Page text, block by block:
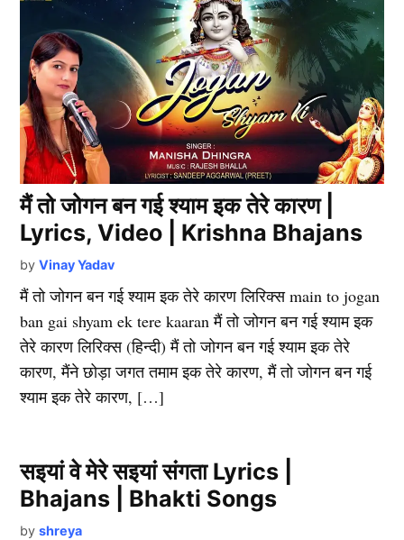
मैं तो जोगन बन गई श्याम इक तेरे कारण |
Lyrics, Video | Krishna Bhajans
by Vinay Yadav
मैं तो जोगन बन गई श्याम इक तेरे कारण लिरिक्स main to jogan
ban gai shyam ek tere kaaran मैं तो जोगन बन गई श्याम इक
तेरे कारण लिरिक्स (हिन्दी) मैं तो जोगन बन गई श्याम इक तेरे
कारण, मैंने छोड़ा जगत तमाम इक तेरे कारण, मैं तो जोगन बन गई
श्याम इक तेरे कारण, […]
सइयां वे मेरे सइयां संगता Lyrics |
Bhajans | Bhakti Songs
by shreya